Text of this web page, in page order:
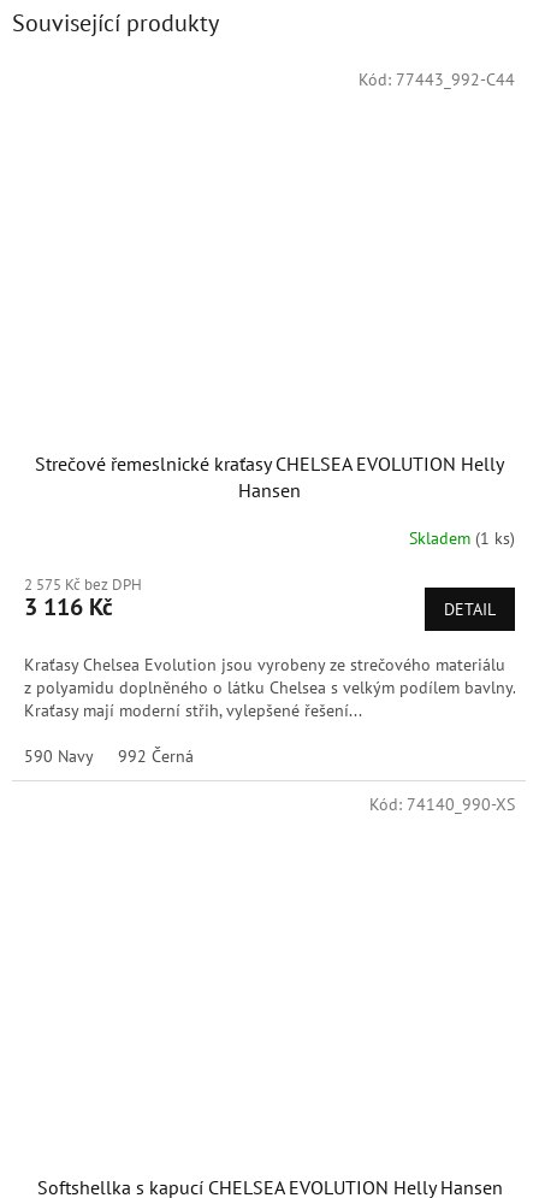
Související produkty
Strečové řemeslnické kraťasy CHELSEA EVOLUTION Helly
Hansen
Skladem (1 ks)
2 575 Kč bez DPH
3 116 Kč DETAIL
Kraťasy Chelsea Evolution jsou vyrobeny ze strečového materiálu
z polyamidu doplněného o látku Chelsea s velkým podílem bavlny.
Kraťasy mají moderní střih, vylepšené řešení...
590 Navy 992 Černá
Kód: 77443_992-C44
Softshellka s kapucí CHELSEA EVOLUTION Helly Hansen
Kód: 74140_990-XS